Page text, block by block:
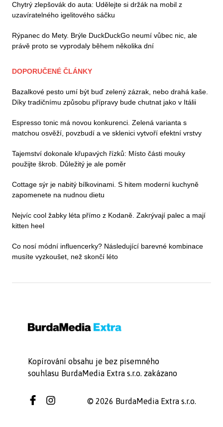
Chytrý zlepšovák do auta: Udělejte si držák na mobil z
uzavíratelného igelitového sáčku
Rýpanec do Mety. Brýle DuckDuckGo neumí vůbec nic, ale
právě proto se vyprodaly během několika dní
DOPORUČENÉ ČLÁNKY
Bazalkové pesto umí být buď zelený zázrak, nebo drahá kaše.
Díky tradičnímu způsobu přípravy bude chutnat jako v Itálii
Espresso tonic má novou konkurenci. Zelená varianta s
matchou osvěží, povzbudí a ve sklenici vytvoří efektní vrstvy
Tajemství dokonale křupavých řízků: Místo části mouky
použijte škrob. Důležitý je ale poměr
Cottage sýr je nabitý bílkovinami. S hitem moderní kuchyně
zapomenete na nudnou dietu
Nejvíc cool žabky léta přímo z Kodaně. Zakrývají palec a mají
kitten heel
Co nosí módní influencerky? Následující barevné kombinace
musíte vyzkoušet, než skončí léto
Kopírování obsahu je bez písemného
souhlasu BurdaMedia Extra s.r.o. zakázano
© 2026 BurdaMedia Extra s.r.o.